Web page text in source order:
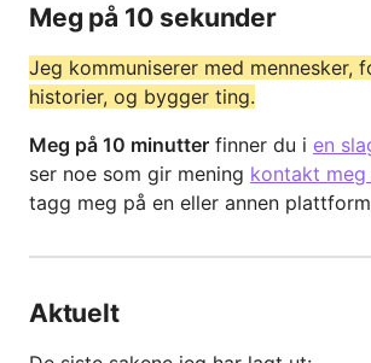
Meg på 10 sekunder
Jeg kommuniserer med mennesker,
historier, og bygger ting.
Meg på 10 minutter finner du i en
ser noe som gir mening kontakt meg
tagg meg på en eller annen
Aktuelt